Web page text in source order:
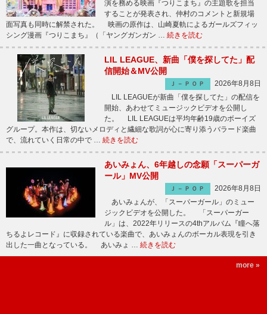
演を務める映画『つりこまち』の主題歌を担当
することが発表され、仲村のコメントと新規場
面写真も同時に解禁された。 映画の原作は、山崎夏軌によるガールズフィッ
シング漫画『つりこまち』（「ヤングガンガン … 続きを読む
LIL LEAGUE、新曲「僕を探してた」配
信開始＆MV公開
Ｊ－ＰＯＰ
2026年8月8日
LIL LEAGUEが新曲「僕を探してた」の配信を
開始、あわせてミュージックビデオを公開し
た。 LIL LEAGUEは平均年齢19歳のボーイズ
グループ。本作は、切ないメロディと繊細な歌詞が心に寄り添うバラード楽曲
で、流れていく日常の中で … 続きを読む
あいみょん、6年越しの念願「スーパーガ
ール」MV公開
Ｊ－ＰＯＰ
2026年8月8日
あいみょんが、「スーパーガール」のミュー
ジックビデオを公開した。 「スーパーガー
ル」は、2022年リリースの4thアルバム『瞳へ落
ちるよレコード』に収録されている楽曲で、あいみょんのボーカル表現を引き
出した一曲となっている。 あいみょ … 続きを読む
more »